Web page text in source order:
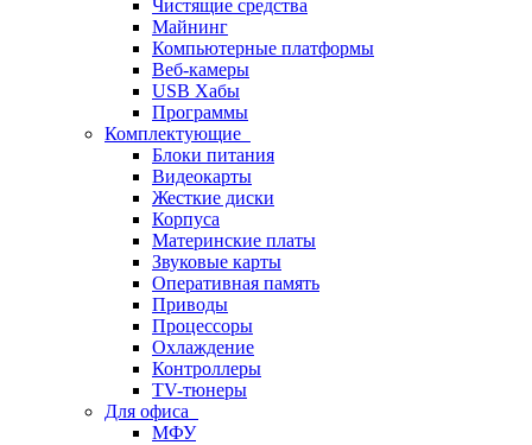
Чистящие средства
Майнинг
Компьютерные платформы
Веб-камеры
USB Хабы
Программы
Комплектующие
Блоки питания
Видеокарты
Жесткие диски
Корпуса
Материнские платы
Звуковые карты
Оперативная память
Приводы
Процессоры
Охлаждение
Контроллеры
TV-тюнеры
Для офиса
МФУ